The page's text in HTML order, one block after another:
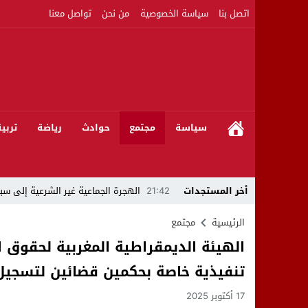
اتصل بنا سياسة الخصوصية من نحن تواصل معنا
سياسة مجتمع حوادث رياضة
أخر المستجدات 21:42 الهجرة الجماعية غير الشرعية إلى
08:50 مبادرات مواطنة وشركاؤها ينظمون
22:59 رئيس جماعة عين الجوهرة سيدي
الرئيسية مجتمع
الهيئة الديمقراطية المغربية
تنفيذية خاصة بحكمين قضائين
17 أكتوبر 2025